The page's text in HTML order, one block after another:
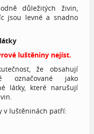
důležitých živin,
jsou levné a snadno
luštěniny nejíst.
že obsahují
označované jako
látky, které narušují
v luštěninách patří: